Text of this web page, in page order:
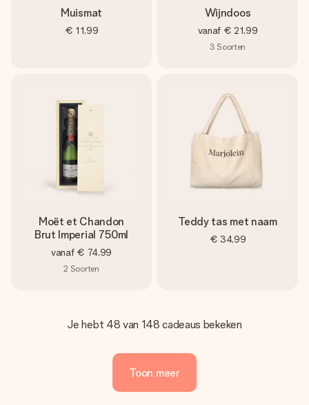
Muismat
€ 11,99
Wijndoos
vanaf € 21,99
3 Soorten
Moët et Chandon
Brut Imperial 750ml
vanaf € 74,99
2 Soorten
Teddy tas met naam
€ 34,99
Je hebt 48 van 148 cadeaus bekeken
Toon meer